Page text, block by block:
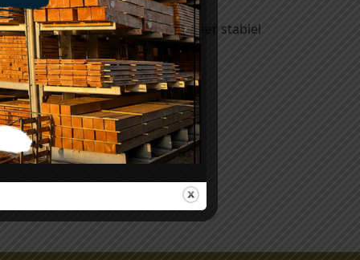
en houtvezels, wat het zeer stabiel
vlekbestendig zijn.
ervan.